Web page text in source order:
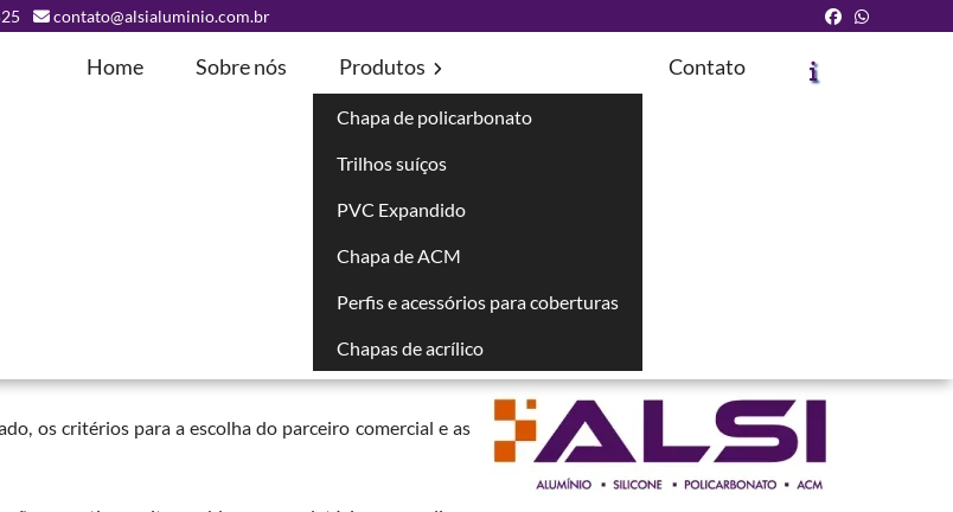
contato@alsialuminio.com.br
Home Sobre nós Produtos
Chapa de policarbonato
Trilhos suíços
PVC Expandido
Chapa de ACM
Perfis e acessórios para coberturas
Chapas de acrílico
Contato
completo, com placas, perfis, fixadores e mão de
define a qualidade do revestimento, o prazo da obra e
os critérios para a escolha do parceiro comercial e as